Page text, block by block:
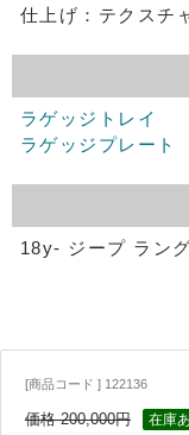
仕上げ：テクスチ
ラゲッジトレイ
ラゲッジプレート
18y- ジープ ラン
[商品コード ] 122136
価格 200,000円 在庫